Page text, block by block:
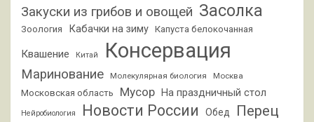
Закуски из грибов и овощей Засолка
Зоология Кабачки на зиму Капуста белокочанная
Квашение Китай Консервация
Маринование Молекулярная биология Москва
Московская область Мусор На праздничный стол
Нейробиология Новости России Обед
Перец